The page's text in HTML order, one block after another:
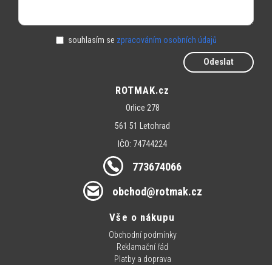
souhlasím se zpracováním osobních údajů
Odeslat
ROTMAK.cz
Orlice 278
561 51 Letohrad
IČO: 74744224
773674066
obchod@rotmak.cz
Vše o nákupu
Obchodní podmínky
Reklamační řád
Platby a doprava